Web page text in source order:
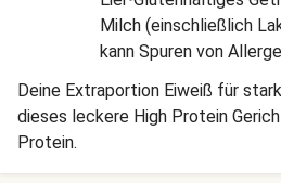
Milch (einschließlich
kann Spuren von
Deine Extraportion Eiweiß für
dieses leckere High Protein
Protein.